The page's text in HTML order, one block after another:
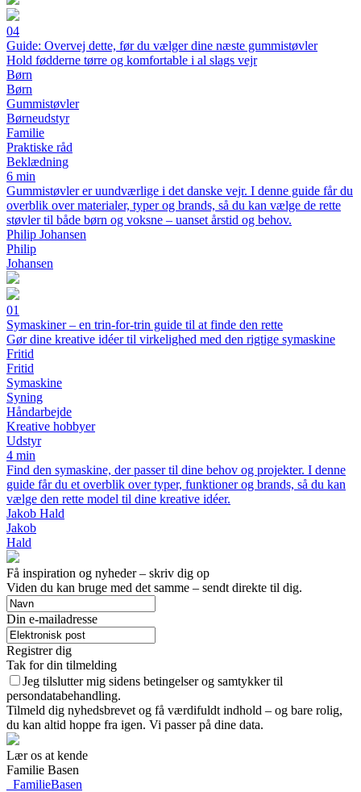
04
Guide: Overvej dette, før du vælger dine næste gummistøvler
Hold fødderne tørre og komfortable i al slags vejr
Børn
Børn
Gummistøvler
Børneudstyr
Familie
Praktiske råd
Beklædning
6 min
Gummistøvler er uundværlige i det danske vejr. I denne guide får du
overblik over materialer, typer og brands, så du kan vælge de rette
støvler til både børn og voksne – uanset årstid og behov.
Philip Johansen
Philip
Johansen
01
Symaskiner – en trin-for-trin guide til at finde den rette
Gør dine kreative idéer til virkelighed med den rigtige symaskine
Fritid
Fritid
Symaskine
Syning
Håndarbejde
Kreative hobbyer
Udstyr
4 min
Find den symaskine, der passer til dine behov og projekter. I denne
guide får du et overblik over typer, funktioner og brands, så du kan
vælge den rette model til dine kreative idéer.
Jakob Hald
Jakob
Hald
Få inspiration og nyheder – skriv dig op
Viden du kan bruge med det samme – sendt direkte til dig.
Din e-mailadresse
Registrer dig
Tak for din tilmelding
Jeg tilslutter mig sidens betingelser og samtykker til
persondatabehandling.
Tilmeld dig nyhedsbrevet og få værdifuldt indhold – og bare rolig,
du kan altid hoppe fra igen. Vi passer på dine data.
Lær os at kende
Familie Basen
FamilieBasen